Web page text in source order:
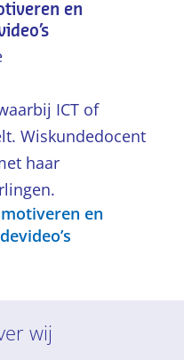
en
ICT of
Wiskundedocent
haar
en
wij